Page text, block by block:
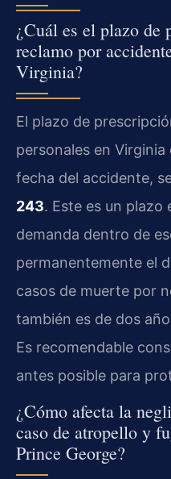
¿Cuál es el plazo de
reclamo por
Virginia?
El plazo de
personales en Virginia
fecha del accidente,
243. Este es un plazo
demanda dentro de
permanentemente el
casos de muerte por
también es de dos
Es recomendable
antes posible para
¿Cómo afecta la
caso de atropello y
Prince George?